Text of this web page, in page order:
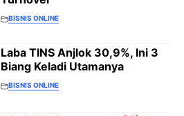
BISNIS ONLINE
Laba TINS Anjlok 30,9%, Ini 3
Biang Keladi Utamanya
BISNIS ONLINE